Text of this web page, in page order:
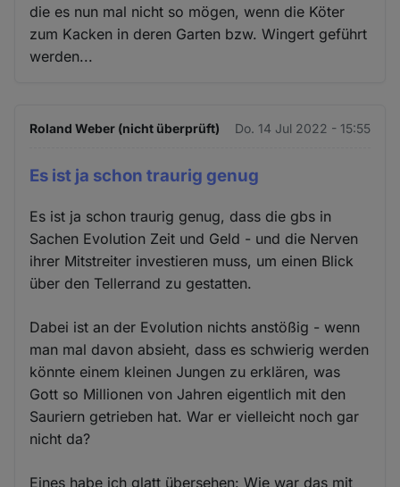
die es nun mal nicht so mögen, wenn die Köter
zum Kacken in deren Garten bzw. Wingert geführt
werden...
Roland Weber (nicht überprüft) Do. 14 Jul 2022 - 15:55
Es ist ja schon traurig genug
Es ist ja schon traurig genug, dass die gbs in
Sachen Evolution Zeit und Geld - und die Nerven
ihrer Mitstreiter investieren muss, um einen Blick
über den Tellerrand zu gestatten.
Dabei ist an der Evolution nichts anstößig - wenn
man mal davon absieht, dass es schwierig werden
könnte einem kleinen Jungen zu erklären, was
Gott so Millionen von Jahren eigentlich mit den
Sauriern getrieben hat. War er vielleicht noch gar
nicht da?
Eines habe ich glatt übersehen: Wie war das mit